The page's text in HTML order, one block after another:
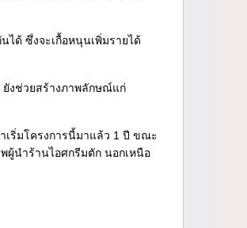
ได้ ซึ่งจะเกื้อหนุนเพิ่มรายได้
ยังช่วยสร้างภาพลักษณ์แก่
เริ่มโครงการนี้มาแล้ว 1 ปี ขณะ
ผู้นำร้านไอศกรีมตัก นอกเหนือ